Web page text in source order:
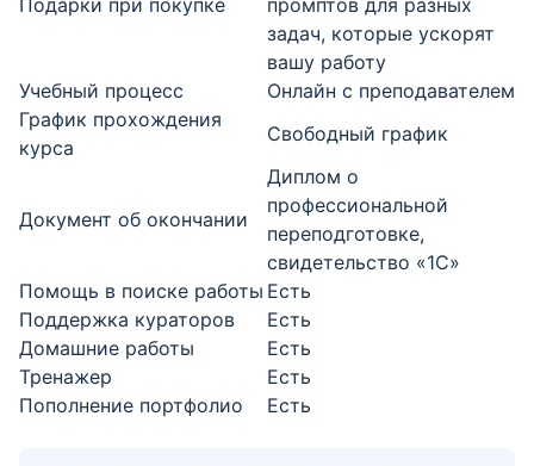
Подарки при покупке
промптов для разных
задач, которые ускорят
вашу работу
Учебный процесс
Онлайн с преподавателем
График прохождения
курса
Свободный график
Документ об окончании
Диплом о
профессиональной
переподготовке,
свидетельство «1С»
Помощь в поиске работы Есть
Поддержка кураторов
Есть
Домашние работы
Есть
Тренажер
Есть
Пополнение портфолио
Есть